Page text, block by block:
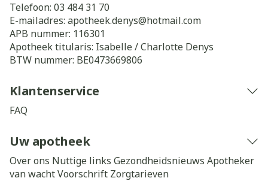
Telefoon: 03 484 31 70
E-mailadres: apotheek.denys@hotmail.com
APB nummer: 116301
Apotheek titularis: Isabelle / Charlotte Denys
BTW nummer: BE0473669806
Klantenservice
FAQ
Uw apotheek
Over ons Nuttige links Gezondheidsnieuws Apotheker
van wachtVoorschrift Zorgtarieven